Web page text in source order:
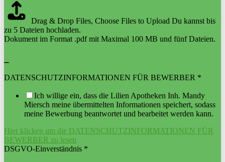
Drag & Drop Files, Choose Files to Upload Du kannst bis
zu 5 Dateien hochladen.
Dokument im Format .pdf mit Maximal 100 MB und fünf Dateien.
DATENSCHUTZINFORMATIONEN FÜR BEWERBER *
Ich willige ein, dass die Lilien Apotheken Inh. Mandy
Miersch meine übermittelten Informationen speichert, sodass
meine Bewerbung beantwortet und bearbeitet werden kann.
Hier klicken um die DATENSCHUTZINFORMATIONEN FÜR
BEWERBER zu lesen
DSGVO-Einverständnis *